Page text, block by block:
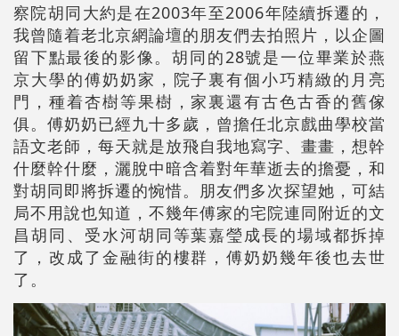
察院胡同大約是在2003年至2006年陸續拆遷的，
我曾隨着老北京網論壇的朋友們去拍照片，以企圖
留下點最後的影像。胡同的28號是一位畢業於燕
京大學的傅奶奶家，院子裏有個小巧精緻的月亮
門，種着杏樹等果樹，家裏還有古色古香的舊傢
俱。傅奶奶已經九十多歲，曾擔任北京戲曲學校當
語文老師，每天就是放飛自我地寫字、畫畫，想幹
什麼幹什麼，灑脫中暗含着對年華逝去的擔憂，和
對胡同即將拆遷的惋惜。朋友們多次探望她，可結
局不用說也知道，不幾年傅家的宅院連同附近的文
昌胡同、受水河胡同等葉嘉瑩成長的場域都拆掉
了，改成了金融街的樓群，傅奶奶幾年後也去世
了。